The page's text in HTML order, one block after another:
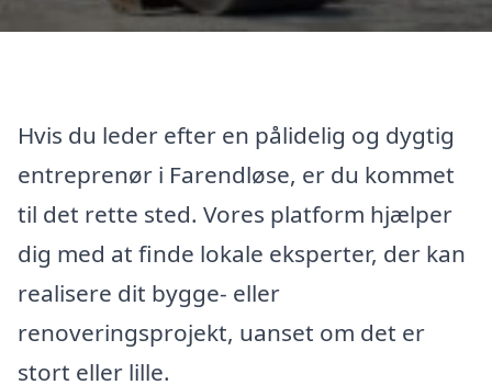
Hvis du leder efter en pålidelig og dygtig
entreprenør i Farendløse, er du kommet
til det rette sted. Vores platform hjælper
dig med at finde lokale eksperter, der kan
realisere dit bygge- eller
renoveringsprojekt, uanset om det er
stort eller lille.